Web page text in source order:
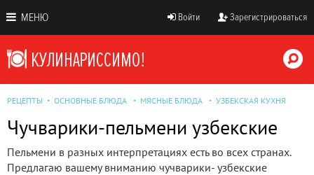
МЕНЮ Войти Зарегистрироваться
РЕЦЕПТЫ ОСНОВНЫЕ БЛЮДА МЯСНЫЕ БЛЮДА УЗБЕКСКАЯ КУХНЯ
Чучварики-пельмени узбекские
Пельмени в разных интерпретациях есть во всех странах.
Предлагаю вашему вниманию чучварики- узбекские